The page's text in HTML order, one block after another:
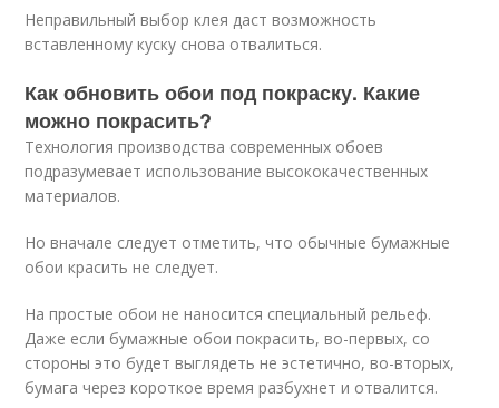
Неправильный выбор клея даст возможность
вставленному куску снова отвалиться.
Как обновить обои под покраску. Какие
можно покрасить?
Технология производства современных обоев
подразумевает использование высококачественных
материалов.
Но вначале следует отметить, что обычные бумажные
обои красить не следует.
На простые обои не наносится специальный рельеф.
Даже если бумажные обои покрасить, во-первых, со
стороны это будет выглядеть не эстетично, во-вторых,
бумага через короткое время разбухнет и отвалится.